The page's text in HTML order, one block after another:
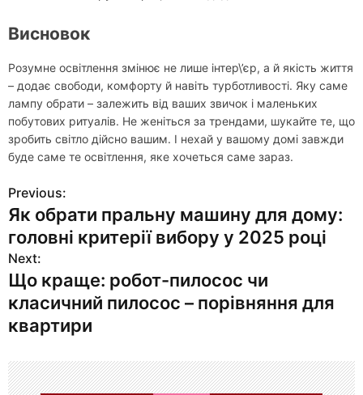
Висновок
Розумне освітлення змінює не лише інтер\’єр, а й якість життя
– додає свободи, комфорту й навіть турботливості. Яку саме
лампу обрати – залежить від ваших звичок і маленьких
побутових ритуалів. Не женіться за трендами, шукайте те, що
зробить світло дійсно вашим. І нехай у вашому домі завжди
буде саме те освітлення, яке хочеться саме зараз.
Н
а
в
и
г
ц
Previous:
Як обрати пральну машину для дому:
головні критерії вибору у 2025 році
Next:
Що краще: робот-пилосос чи
класичний пилосос – порівняння для
квартири